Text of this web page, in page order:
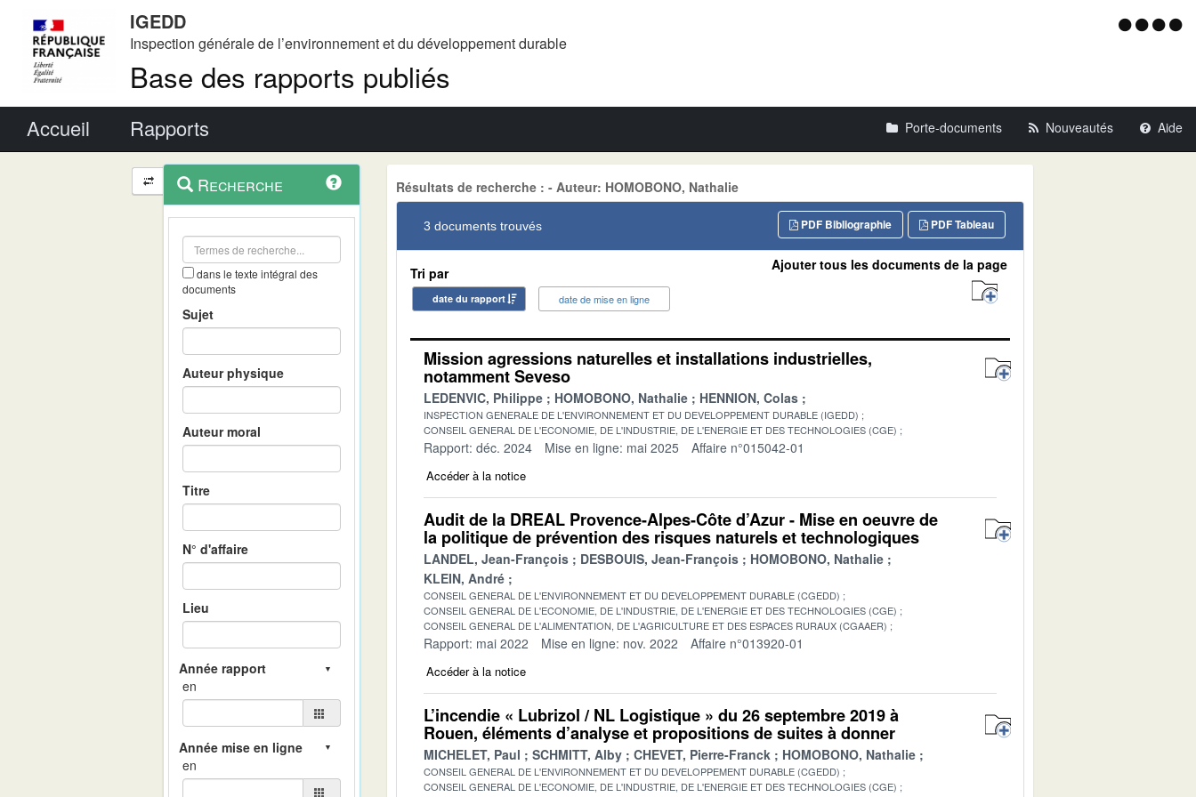
IGEDD
Inspection générale de l’environnement et du développement durable
Base des rapports publiés
Menu
Accueil Rapports Porte-documents Nouveautés Aide
Navigation
et
outils
contextuel
Recherche
dans le texte intégral des
documents
Sujet
Auteur physique
Auteur moral
Titre
N° d'affaire
Lieu
en
en
Résultats de recherche : - Auteur: HOMOBONO, Nathalie
3 documents trouvés PDF Tableau
PDF Bibliographie
Tri par
date du rapport date de mise en ligne
Ajouter tous les documents de la page
Mission agressions naturelles et installations industrielles,
notamment Seveso
LEDENVIC, Philippe HOMOBONO, Nathalie HENNION, Colas
INSPECTION GENERALE DE L'ENVIRONNEMENT ET DU DEVELOPPEMENT DURABLE (IGEDD)
CONSEIL GENERAL DE L'ECONOMIE, DE L'INDUSTRIE, DE L'ENERGIE ET DES TECHNOLOGIES (CGE)
Rapport: déc. 2024 Mise en ligne: mai 2025 Affaire n°015042-01
Accéder à la notice
Audit de la DREAL Provence-Alpes-Côte d’Azur - Mise en oeuvre de
la politique de prévention des risques naturels et technologiques
LANDEL, Jean-François DESBOUIS, Jean-François
HOMOBONO, Nathalie
KLEIN, André
CONSEIL GENERAL DE L'ENVIRONNEMENT ET DU DEVELOPPEMENT DURABLE (CGEDD)
CONSEIL GENERAL DE L'ECONOMIE, DE L'INDUSTRIE, DE L'ENERGIE ET DES TECHNOLOGIES (CGE)
CONSEIL GENERAL DE L'ALIMENTATION, DE L'AGRICULTURE ET DES ESPACES RURAUX (CGAAER)
Rapport: mai 2022 Mise en ligne: nov. 2022 Affaire n°013920-01
Accéder à la notice
L’incendie « Lubrizol / NL Logistique » du 26 septembre 2019 à
Rouen, éléments d’analyse et propositions de suites à donner
MICHELET, Paul SCHMITT, Alby CHEVET, Pierre-Franck HOMOBONO, Nathalie
CONSEIL GENERAL DE L'ENVIRONNEMENT ET DU DEVELOPPEMENT DURABLE (CGEDD)
CONSEIL GENERAL DE L'ECONOMIE, DE L'INDUSTRIE, DE L'ENERGIE ET DES TECHNOLOGIES (CGE)